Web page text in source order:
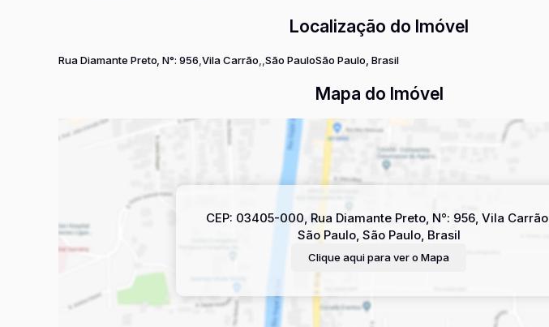
Localização do Imóvel
Rua Diamante Preto N°: 956 Vila Carrão São PauloSão Paulo, Brasil
Mapa do Imóvel
CEP: 03405-000 Rua Diamante Preto N°: 956 Vila Carrão
São Paulo, São Paulo, Brasil
Clique aqui para ver o Mapa